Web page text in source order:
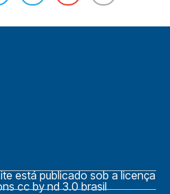
está publicado sob a licença
cc by nd 3.0 brasil